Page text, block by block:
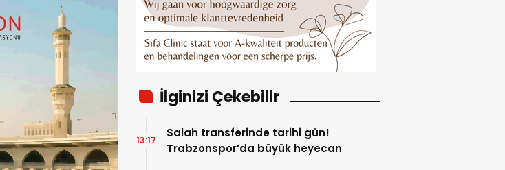
İlginizi Çekebilir
Salah transferinde tarihi gün!
Trabzonspor’da büyük heyecan
13:17